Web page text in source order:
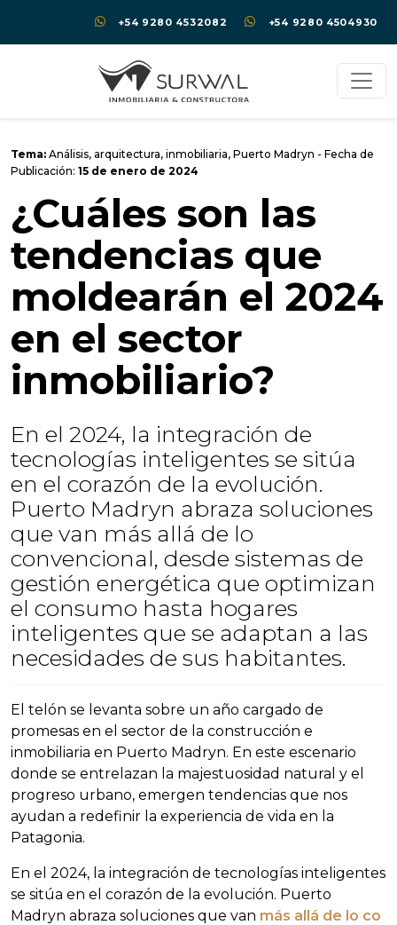
+54 9280 4532082 +54 9280 4504930
Tema: Análisis, arquitectura, inmobiliaria, Puerto Madryn - Fecha de
Publicación: 15 de enero de 2024
¿Cuáles son las
tendencias que
moldearán el 2024
en el sector
inmobiliario?
En el 2024, la integración de
tecnologías inteligentes se sitúa
en el corazón de la evolución.
Puerto Madryn abraza soluciones
que van más allá de lo
convencional, desde sistemas de
gestión energética que optimizan
el consumo hasta hogares
inteligentes que se adaptan a las
necesidades de sus habitantes.
El telón se levanta sobre un año cargado de
promesas en el sector de la construcción e
inmobiliaria en Puerto Madryn. En este escenario
donde se entrelazan la majestuosidad natural y el
progreso urbano, emergen tendencias que nos
ayudan a redefinir la experiencia de vida en la
Patagonia.
En el 2024, la integración de tecnologías inteligentes
se sitúa en el corazón de la evolución. Puerto
Madryn abraza soluciones que van más allá de lo co